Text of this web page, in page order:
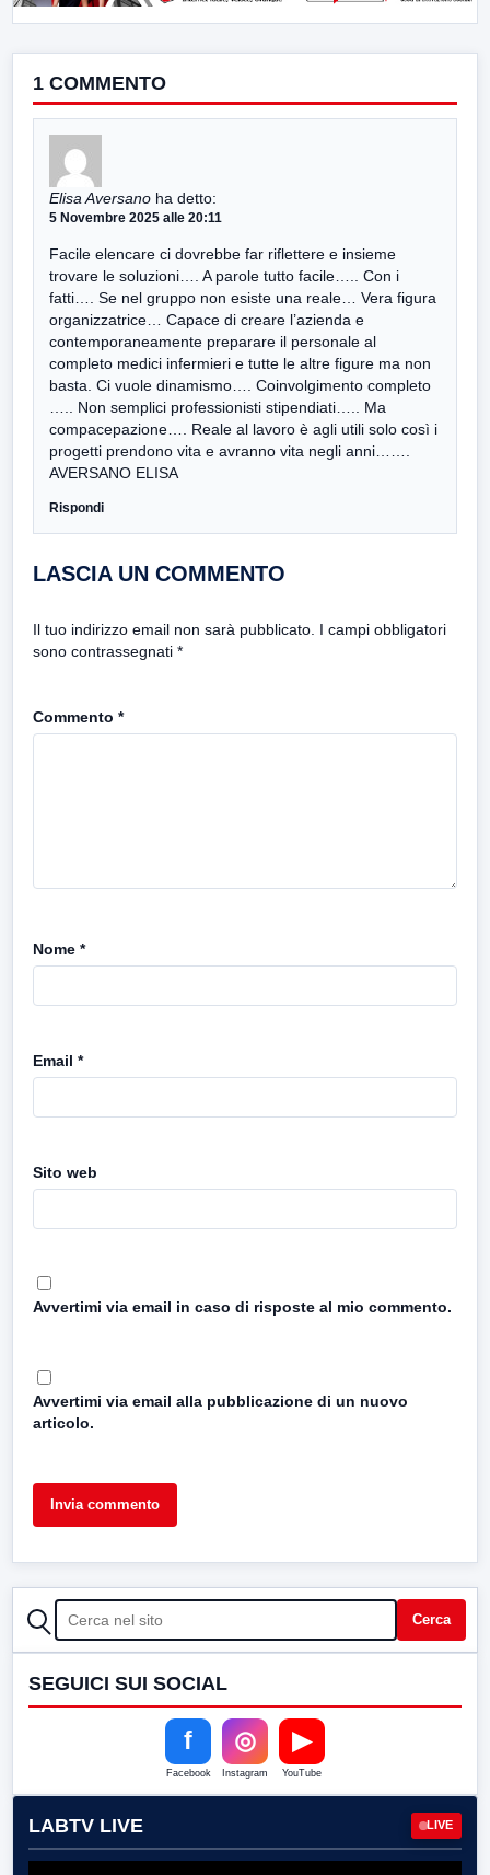
1 COMMENTO
Elisa Aversano ha detto:
5 Novembre 2025 alle 20:11
Facile elencare ci dovrebbe far riflettere e insieme
trovare le soluzioni…. A parole tutto facile….. Con i
fatti…. Se nel gruppo non esiste una reale… Vera figura
organizzatrice… Capace di creare l’azienda e
contemporaneamente preparare il personale al
completo medici infermieri e tutte le altre figure ma non
basta. Ci vuole dinamismo…. Coinvolgimento completo
….. Non semplici professionisti stipendiati….. Ma
compacepazione…. Reale al lavoro è agli utili solo così i
progetti prendono vita e avranno vita negli anni…….
AVERSANO ELISA
Rispondi
LASCIA UN COMMENTO
Il tuo indirizzo email non sarà pubblicato. I campi obbligatori
sono contrassegnati *
Commento *
Nome *
Email *
Sito web
Avvertimi via email in caso di risposte al mio commento.
Avvertimi via email alla pubblicazione di un nuovo
articolo.
CERCA Cerca
SEGUICI SUI SOCIAL
f
Facebook
◎
Instagram
▶
YouTube
LABTV LIVE LIVE